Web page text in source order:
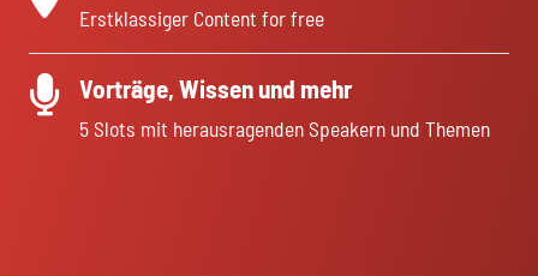
Erstklassiger Content for free
Vorträge, Wissen und mehr
5 Slots mit herausragenden Speakern und Themen